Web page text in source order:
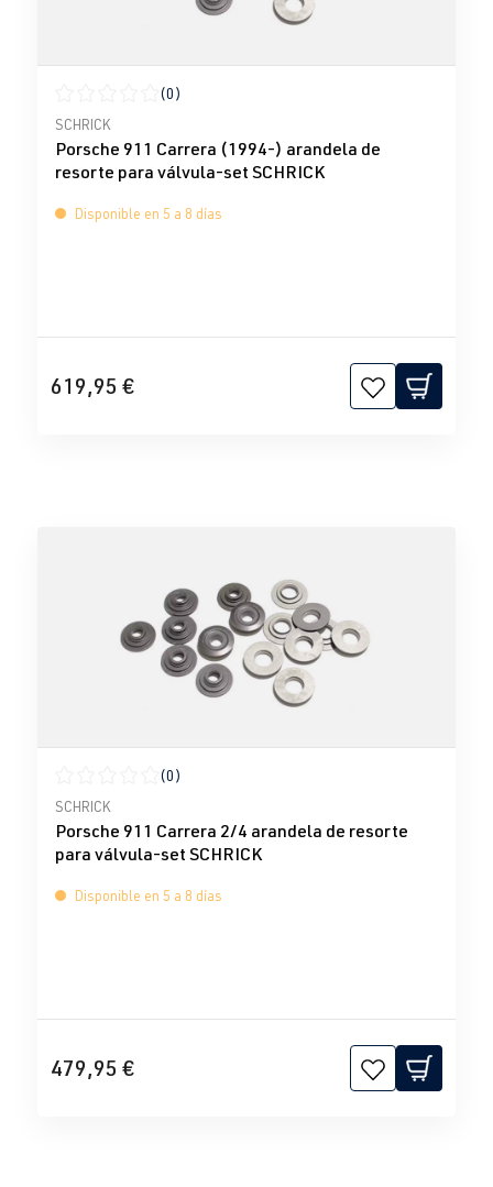
Calificación promedio de 0 de 5 estrellas
(0)
SCHRICK
Porsche 911 Carrera (1994-) arandela de
resorte para válvula-set SCHRICK
Disponible en 5 a 8 días
619,95 €
Calificación promedio de 0 de 5 estrellas
(0)
SCHRICK
Porsche 911 Carrera 2/4 arandela de resorte
para válvula-set SCHRICK
Disponible en 5 a 8 días
479,95 €